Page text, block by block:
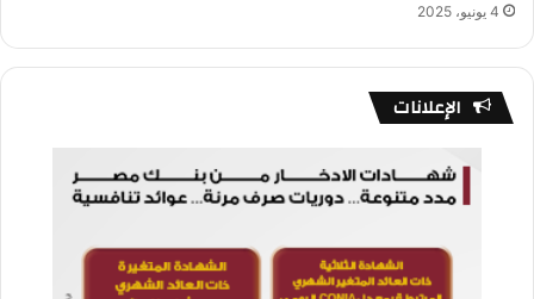
4 يونيو، 2025
الإعلانات